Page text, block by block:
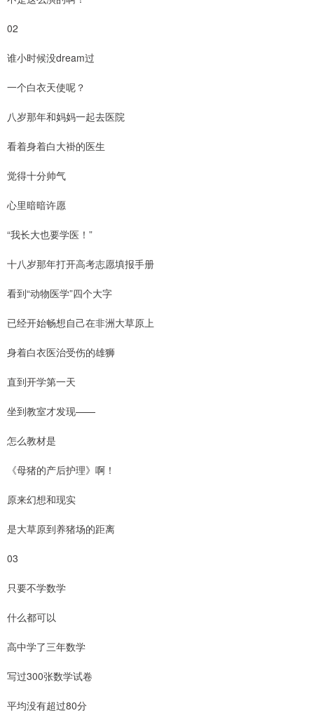
02
谁小时候没dream过
一个白衣天使呢？
八岁那年和妈妈一起去医院
看着身着白大褂的医生
觉得十分帅气
心里暗暗许愿
“我长大也要学医！”
十八岁那年打开高考志愿填报手册
看到“动物医学”四个大字
已经开始畅想自己在非洲大草原上
身着白衣医治受伤的雄狮
直到开学第一天
坐到教室才发现——
怎么教材是
《母猪的产后护理》啊！
原来幻想和现实
是大草原到养猪场的距离
03
只要不学数学
什么都可以
高中学了三年数学
写过300张数学试卷
平均没有超过80分